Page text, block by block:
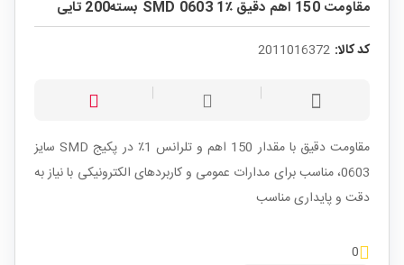
مقاومت 150 اهم دقیق ٪1 SMD 0603 بسته200 تایی
کد کالا: 2011016372
مقاومت دقیق با مقدار 150 اهم و تلرانس 1٪ در پکیج SMD سایز
0603، مناسب برای مدارات عمومی و کاربردهای الکترونیکی با نیاز به
دقت و پایداری مناسب
0